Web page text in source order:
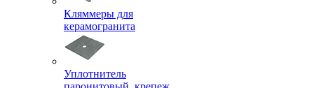
Стеновые крепления
Кляммеры для
керамогранита